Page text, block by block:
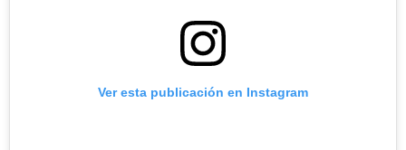
Ver esta publicación en Instagram